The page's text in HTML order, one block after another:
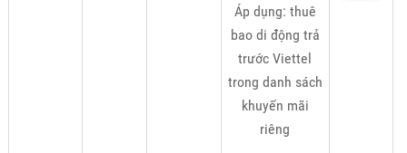
Áp dụng: thuê
bao di động trả
trước Viettel
trong danh sách
khuyến mãi
riêng